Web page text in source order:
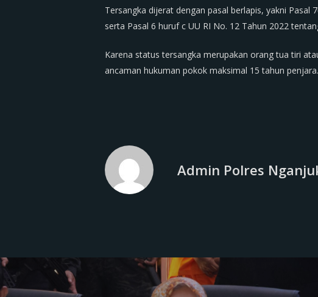
Tersangka dijerat dengan pasal berlapis, yakni Pasal
serta Pasal 6 huruf c UU RI No. 12 Tahun 2022
Karena status tersangka merupakan orang tua tiri
ancaman hukuman pokok maksimal 15 tahun
Admin Polres